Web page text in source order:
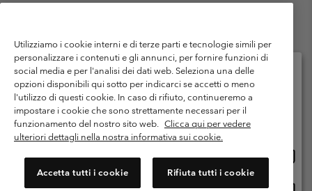
Termini di utilizzo
Condizioni Generali di Venditaa
Garanzia
Politica sulla privacy
Termini e condizioni del programma di membership
Condizioni di utilizzo dei contenuti generati dagli utenti
Impressum
Cookies
Public CBCR
Servizio clienti: Lun. - ven. 9:00 - 13:00 & 14:00- 18:00
(+)390694804176
Utilizziamo i cookie interni e di terze parti e tecnologie simili per
personalizzare i contenuti e gli annunci, per fornire funzioni di
social media e per l'analisi dei dati web. Seleziona una delle
opzioni disponibili qui sotto per indicarci se accetti o meno
l'utilizzo di questi cookie. In caso di rifiuto, continueremo a
impostare i cookie che sono strettamente necessari per il
funzionamento del nostro sito web. Clicca qui per vedere
ulteriori dettagli nella nostra informativa sui cookie.
Accetta tutti i cookie Rifiuta tutti i cookie
Seleziona il paese di spedizione e la lingua
Shopping online disponibile
online
Italia